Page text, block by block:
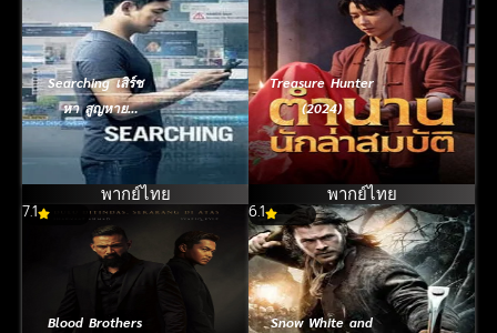
Searching เสิร์ช
หา สูญหาย
(2018)
พากย์ไทย
Treasure Hunter
(2024)
พากย์ไทย
7.1
Blood Brothers
6.1
Snow White and